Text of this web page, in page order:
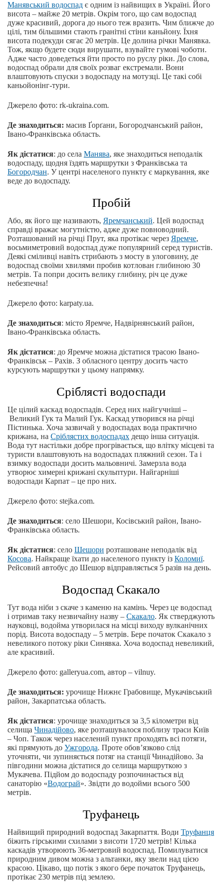
Манявський водоспад є одним із найвищих в Україні. Його
висота – майже 20 метрів. Окрім того, що сам водоспад
дуже красивий, дорога до нього теж вразить. Чим ближче до
цілі, тим більшими стають гранітні стіни каньйону. Їхня
висота подекуди сягає 20 метрів. Це долина річки Манявка.
Тож, якщо будете сюди вирушати, взувайте гумові чоботи.
Адже часто доведеться йти просто по руслу ріки. До слова,
водоспад обрали для своїх розваг екстремали. Вони
влаштовують спуски з водоспаду на мотузці. Це такі собі
каньойонінг-тури.
Джерело фото: rk-ukraina.com.
Де знаходиться: масив Ґорґани, Богородчанський район,
Івано-Франківська область.
Як дістатися: до села Манява, яке знаходиться неподалік
водоспаду, щодня їздять маршрутки з Франківська та
Богородчан. У центрі населеного пункту є маркування, яке
веде до водоспаду.
Пробій
Або, як його ще називають, Яремчанський. Цей водоспад
справді вражає могутністю, адже дуже повноводний.
Розташований на річці Прут, яка протікає через Яремче,
восьмиметровий водоспад дуже популярний серед туристів.
Деякі сміливці навіть стрибають з мосту в улоговину, де
водоспад своїми хвилями пробив котлован глибиною 30
метрів. Та попри досить велику глибину, річ це дуже
небезпечна!
Джерело фото: karpaty.ua.
Де знаходиться: місто Яремче, Надвірнянський район,
Івано-Франківська область.
Як дістатися: до Яремче можна дістатися трасою Івано-
Франківськ – Рахів. З обласного центру досить часто
курсують маршрутки у цьому напрямку.
Сріблясті водоспади
Це цілий каскад водоспадів. Серед них найгучніші –
Великий Гук та Малий Гук. Каскад утворився на річці
Пістинька. Хоча зазвичай у водоспадах вода практично
крижана, на Сріблястих водоспадах дещо інша ситуація.
Вода тут настільки добре прогрівається, що влітку місцеві та
туристи влаштовують на водоспадах пляжний сезон. Та і
взимку водоспади досить мальовничі. Замерзла вода
утворює химерні крижані скульптури. Найгарніші
водоспади Карпат – це про них.
Джерело фото: stejka.com.
Де знаходиться: село Шешори, Косівський район, Івано-
Франківська область.
Як дістатися: село Шешори розташоване неподалік від
Косова. Найкраще їхати до населеного пункту із Коломиї.
Рейсовий автобус до Шешор відправляється 5 разів на день.
Водоспад Скакало
Тут вода ніби з скаче з каменю на камінь. Через це водоспад
і отримав таку незвичайну назву – Скакало. Як стверджують
науковці, водойма утворилася на місці виходу вулканічних
порід. Висота водоспаду – 5 метрів. Бере початок Скакало з
невеликого потоку ріки Синявка. Хоча водоспад невеликий,
але красивий.
Джерело фото: galleryua.com, автор – vilnuy.
Де знаходиться: урочище Нижнє Грабовище, Мукачівський
район, Закарпатська область.
Як дістатися: урочище знаходиться за 3,5 кілометри від
селища Чинадійово, яке розташувалося поблизу траси Київ
– Чоп. Також через населений пункт проходять всі потяги,
які прямують до Ужгорода. Проте обов’язково слід
уточняти, чи зупиняється потяг на станції Чинадійово. За
півгодини можна дістатися до селища маршруткою з
Мукачева. Підйом до водоспаду розпочинається від
санаторію «Водограй». Звідти до водойми всього 500
метрів.
Труфанець
Найвищий природний водоспад Закарпаття. Води Труфанця
біжить гірськими схилами з висоти 1720 метрів! Кілька
каскадів утворюють 36-метровий водоспад. Помилуватися
природним дивом можна з альтанки, яку звели над цією
красою. Цікаво, що потік з якого бере початок Труфанець,
протікає 230 метрів під землею.